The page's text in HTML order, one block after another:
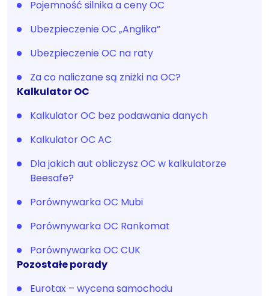
Pojemność silnika a ceny OC
Ubezpieczenie OC „Anglika”
Ubezpieczenie OC na raty
Za co naliczane są zniżki na OC?
Kalkulator OC
Kalkulator OC bez podawania danych
Kalkulator OC AC
Dla jakich aut obliczysz OC w kalkulatorze
Beesafe?
Porównywarka OC Mubi
Porównywarka OC Rankomat
Porównywarka OC CUK
Pozostałe porady
Eurotax – wycena samochodu